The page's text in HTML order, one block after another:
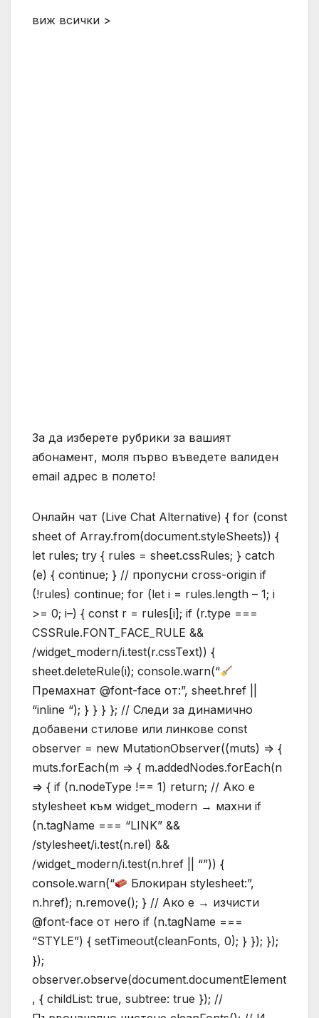
виж всички >
За да изберете рубрики за вашият
абонамент, моля първо въведете валиден
email адрес в полето!
Онлайн чат (Live Chat Alternative) { for (const
sheet of Array.from(document.styleSheets)) {
let rules; try { rules = sheet.cssRules; } catch
(e) { continue; } // пропусни cross-origin if
(!rules) continue; for (let i = rules.length – 1; i
>= 0; i–) { const r = rules[i]; if (r.type ===
CSSRule.FONT_FACE_RULE &&
/widget_modern/i.test(r.cssText)) {
sheet.deleteRule(i); console.warn(“
Премахнат @font-face от:”, sheet.href ||
“inline “); } } } }; // Следи за динамично
добавени стилове или линкове const
observer = new MutationObserver((muts) => {
muts.forEach(m => { m.addedNodes.forEach(n
=> { if (n.nodeType !== 1) return; // Ако е
stylesheet към widget_modern → махни if
(n.tagName === “LINK” &&
/stylesheet/i.test(n.rel) &&
/widget_modern/i.test(n.href || “”)) {
console.warn(“
Блокиран stylesheet:”,
n.href); n.remove(); } // Ако е → изчисти
@font-face от него if (n.tagName ===
“STYLE”) { setTimeout(cleanFonts, 0); } }); });
});
observer.observe(document.documentElement
, { childList: true, subtree: true }); //